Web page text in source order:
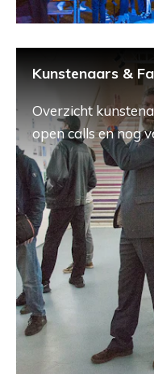
Kunstenaars &
Overzicht
open calls en nog